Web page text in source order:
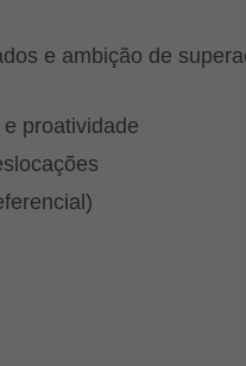
e ambição de
proatividade